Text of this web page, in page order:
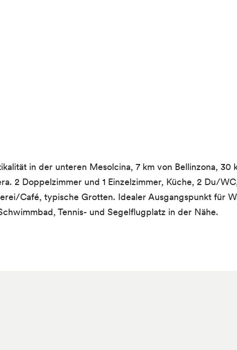
in der unteren Mesolcina, 7 km von Bellinzona,
2 Doppelzimmer und 1 Einzelzimmer, Küche, 2 Du/
Café, typische Grotten. Idealer Ausgangspunkt für
Tennis- und Segelflugplatz in der Nähe.